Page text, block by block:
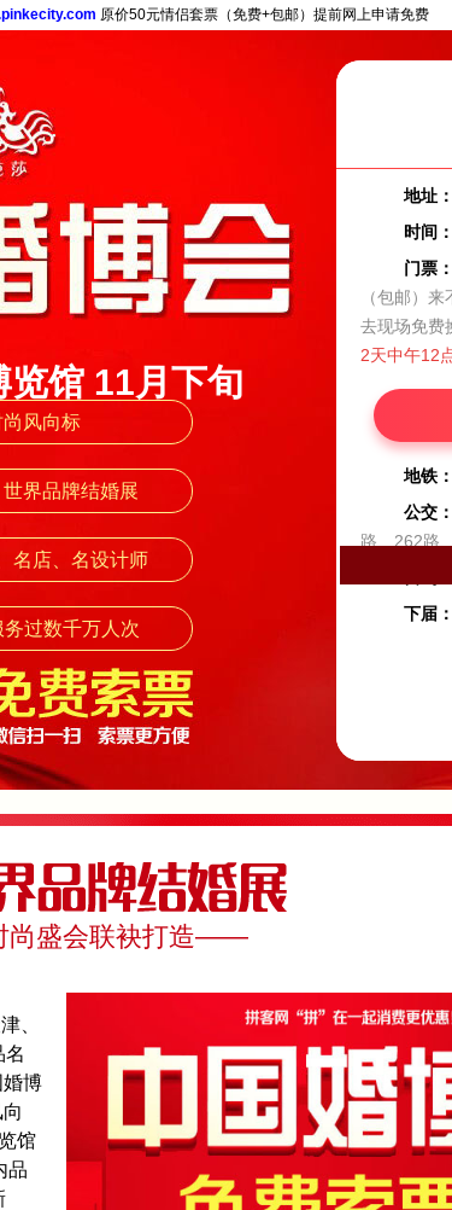
原价50元情侣套票（免费+包邮）提前网上申请免费
览馆 11月下旬
风向标
界品牌结婚展
名店、名设计师
过数千万人次
地址：
时间：
门票：
（包邮）
去现场免费
2天中午12
地铁：
公交：
路、262路
下届：
盛会联袂打造——
、
名
博
馆
品